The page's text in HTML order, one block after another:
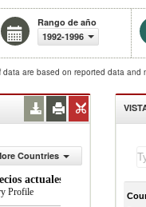
Rango de año
1992-1996
are based on reported data and
Countries
actuales)
Profile